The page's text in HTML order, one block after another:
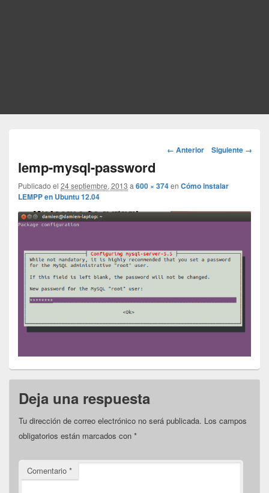
Navegador
← Anterior Siguiente →
lemp-mysql-password
Publicado el 24 septiembre, 2013 a 600 × 374en Cómo instalar
LEMPP en Ubuntu 12.04
Deja una respuesta
Tu dirección de correo electrónico no será publicada. Los campos
obligatorios están marcados con *
Comentario *